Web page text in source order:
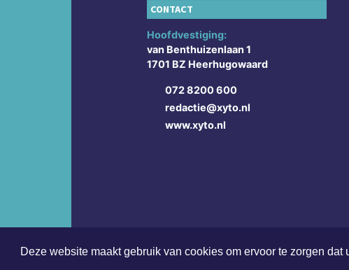
Deze website maakt gebruik van cookies om ervoor te zorgen
CONTACT
Hoofdvestiging:
van Benthuizenlaan 1
1701 BZ Heerhugowaard
072 8200 600
redactie@xyto.nl
www.xyto.nl
Copyright (c) 2026 | Heerhugowaardsdagblad.nl - Alle